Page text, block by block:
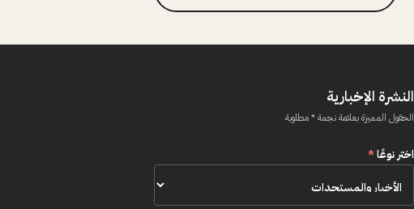
النشرة الإخبارية
الحقول المميزة بعلامة نجمة * مطلوبة
اختر نوعًا*